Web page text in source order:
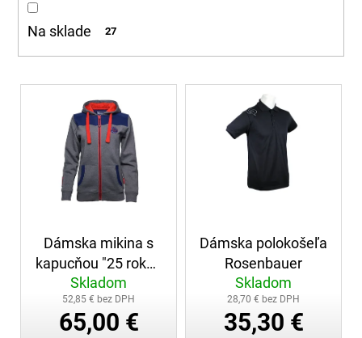
t
o
Na sklade 27
V
Dámska mikina s
kapucňou "25 rokov
AT"
Skladom
52,85 € bez DPH
65,00 €
Dámska polokošeľa
Rosenbauer
Skladom
28,70 € bez DPH
35,30 €
á
s
ť
HĽADAŤ